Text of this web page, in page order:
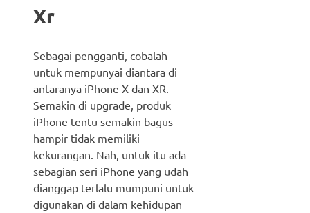
Xr
Sebagai pengganti, cobalah
untuk mempunyai diantara di
antaranya iPhone X dan XR.
Semakin di upgrade, produk
iPhone tentu semakin bagus
hampir tidak memiliki
kekurangan. Nah, untuk itu ada
sebagian seri iPhone yang udah
dianggap terlalu mumpuni untuk
digunakan di dalam kehidupan